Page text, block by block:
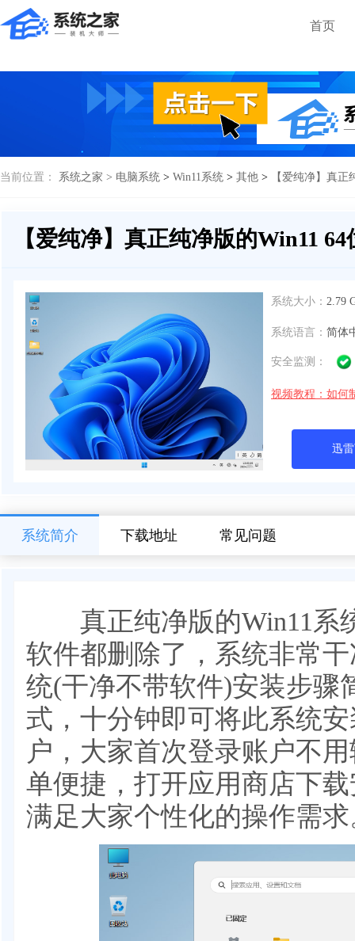
首页
当前位置： 系统之家 > 电脑系统 > Win11系统 > 其他 > 【爱纯净】真
【爱纯净】真正纯净版的Win11
系统大小： 2.79
系统语言： 简体
安全监测：
视频教程：如何
迅
系统简介 下载地址 常见问题
真正纯净版的Win11系
软件都删除了，系统非常
统(干净不带软件)安装步骤
式，十分钟即可将此系统
户，大家首次登录账户不
单便捷，打开应用商店下
满足大家个性化的操作需